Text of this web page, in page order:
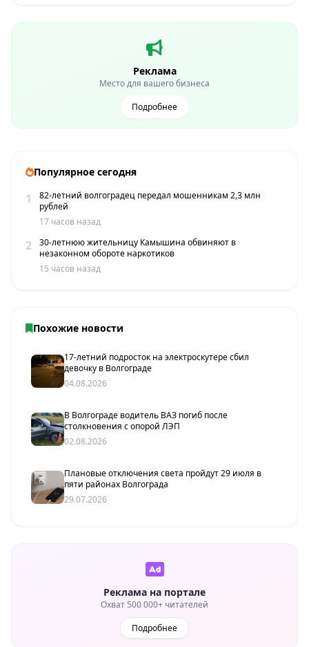
Реклама
Место для вашего бизнеса
Подробнее
Популярное сегодня
1
82-летний волгоградец передал мошенникам 2,3 млн
рублей
17 часов назад
2
30-летнюю жительницу Камышина обвиняют в
незаконном обороте наркотиков
15 часов назад
Похожие новости
17-летний подросток на электроскутере сбил
девочку в Волгограде
04.08.2026
В Волгограде водитель ВАЗ погиб после
столкновения с опорой ЛЭП
02.08.2026
Плановые отключения света пройдут 29 июля в
пяти районах Волгограда
29.07.2026
Реклама на портале
Охват 500 000+ читателей
Подробнее